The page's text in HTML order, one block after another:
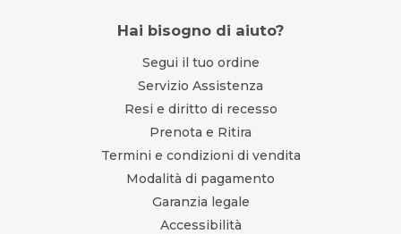
Hai bisogno di aiuto?
Segui il tuo ordine
Servizio Assistenza
Resi e diritto di recesso
Prenota e Ritira
Termini e condizioni di vendita
Modalità di pagamento
Garanzia legale
Accessibilità